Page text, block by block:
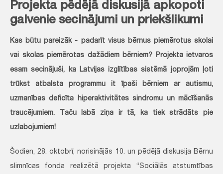
Projekta pēdējā diskusijā apkopoti
galvenie secinājumi un priekšlikumi
Kas būtu pareizāk - padarīt visus bērnus piemērotus skolai
vai skolas piemērotas dažādiem bērniem? Projekta ietvaros
esam secinājuši, ka Latvijas izglītības sistēmā joprojām ļoti
trūkst atbalsta programmu it īpaši bērniem ar autismu,
uzmanības deficīta hiperaktivitātes sindromu un mācīšanās
traucējumiem. Taču labā ziņa ir tā, ka tiek strādāts pie
uzlabojumiem!
Šodien, 28. oktobrī, norisinājās 10. un pēdējā diskusija Bērnu
slimnīcas fonda realizētā projekta “Sociālās atstumtības